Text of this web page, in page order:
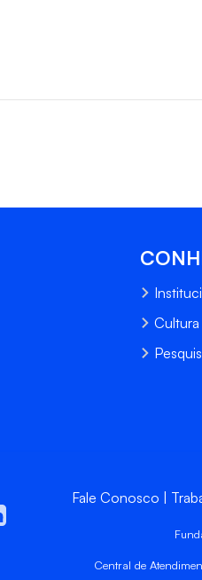
Fale Conosco
Central de